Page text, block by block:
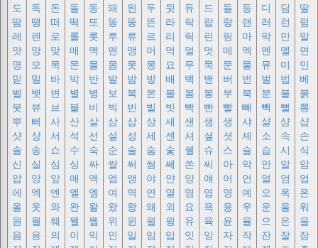
도
독 돈 돌 동 돼 된 두 뒷 듀 드 들 등 디 딤
딸
땀
땡 떠 떡 또 똥 뚱 뜬 라 락 랍 랑 랜 러 런
럼
레
렌 로 롤 롯 루 류 르 리 릭 린 링 마 막 만
말
맛
망 맞 매 맥 맨 맹 머 먹 멀 멋 메 멕 멘 멜
면
명
모 목 몬 몰 몸 못 몽 묘 무 묵 문 물 뮤 미
민
믿
밀 바 박 반 발 밤 방 배 백 밴 버 번 벌 법
베
벨
벳 변 별 병 보 복 본 볼 봄 봉 부 북 분 불
붉
붓
뷰 브 블 비 빅 빈 빌 빗 빡 빤 빨 빼 빽 뻘
뽕
뿌
삐 사 산 살 삼 삽 상 새 샌 샘 생 샤 샬 샴
샵
샷
샹 서 석 선 설 성 세 센 셔 셜 셧 셰 소 속
손
솔
송 쇼 수 숙 순 술 숨 숯 쉘 슈 스 슬 습 시
식
신
실 심 싱 싸 쌀 써 썸 쎄 쏜 씨 아 악 안 알
암
압
앙 앞 애 액 앱 앵 야 얀 양 얘 어 언 얼 엄
업
에
엑 엔 엘 엠 여 역 연 열 염 엽 영 예 오 옥
온
올
옷 와 완 왈 왔 왕 왜 외 요 욕 용 우 운 울
워
원
월 웨 웰 웹 위 윈 윌 윙 유 육 윤 율 으 은
을
음
응 의 이 익 인 일 임 입 잇 잉 자 작 잔 잘
잠